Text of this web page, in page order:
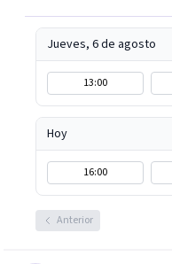
Jueves, 6 de agosto
13:00
Hoy
16:00
Anterior